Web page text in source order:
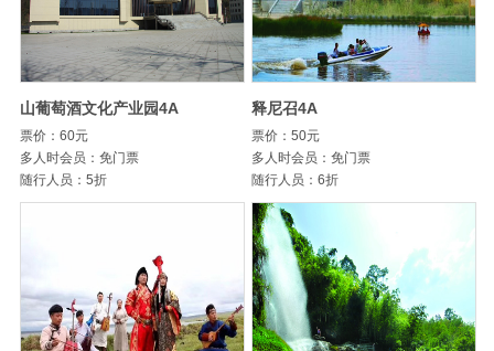
山葡萄酒文化产业园4A
票价：60元
多人时会员：免门票
随行人员：5折
释尼召4A
票价：50元
多人时会员：免门票
随行人员：6折